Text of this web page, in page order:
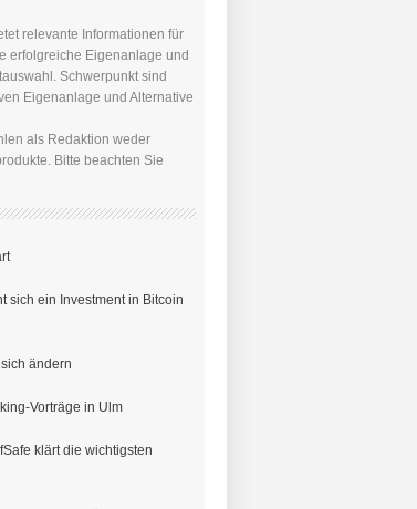
relevante Informationen für
erfolgreiche Eigenanlage und
Schwerpunkt sind
Eigenanlage und Alternative
als Redaktion weder
Bitte beachten Sie
sich ein Investment in Bitcoin
ändern
Vorträge in Ulm
klärt die wichtigsten